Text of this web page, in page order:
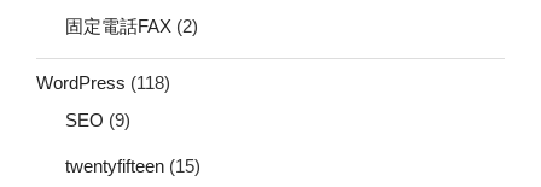
固定電話FAX (2)
WordPress (118)
SEO (9)
twentyfifteen (15)